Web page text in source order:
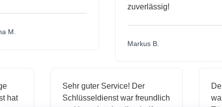
zuverlässig!
Markus B.
hat
Sehr guter Service! Der
Schlüsseldienst war freundlich